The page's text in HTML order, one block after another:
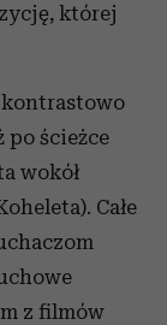
której
kontrastowo
po ścieżce
wokół
Całe
z filmów